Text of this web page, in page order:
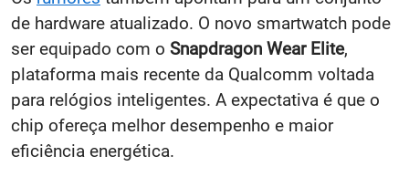
de hardware atualizado. O novo smartwatch pode
ser equipado com o Snapdragon Wear Elite,
plataforma mais recente da Qualcomm voltada
para relógios inteligentes. A expectativa é que o
chip ofereça melhor desempenho e maior
eficiência energética.